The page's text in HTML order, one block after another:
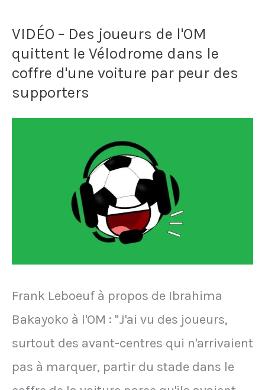
est
au
chômage
VIDÉO – Des joueurs de l'OM
quittent le Vélodrome dans le
coffre d'une voiture par peur des
supporters
Frank Leboeuf à propos de Ibrahima
Bakayoko à l'OM : "J'ai vu des joueurs,
surtout des avant-centres qui n'arrivaient
pas à marquer, partir du stade dans le